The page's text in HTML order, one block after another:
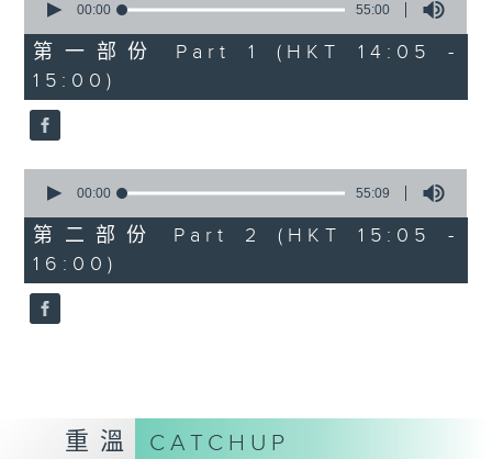
seconds
55
minutes,
0
seconds
00:00 55:00
第一部份 Part 1 (HKT 14:05 -
15:00)
seconds
55
minutes,
9
seconds
00:00 55:09
第二部份 Part 2 (HKT 15:05 -
16:00)
重溫 CATCHUP